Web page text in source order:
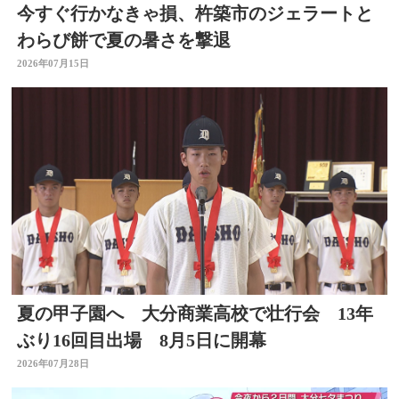
今すぐ行かなきゃ損、杵築市のジェラートと
わらび餅で夏の暑さを撃退
2026年07月15日
夏の甲子園へ 大分商業高校で壮行会 13年
ぶり16回目出場 8月5日に開幕
2026年07月28日